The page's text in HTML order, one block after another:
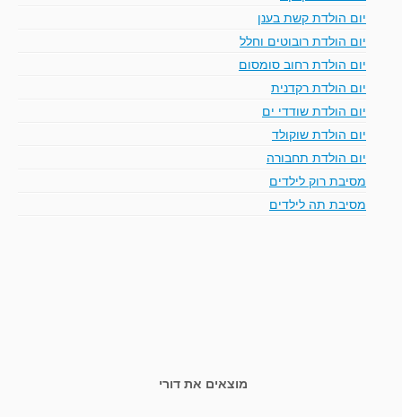
יום הולדת קשת בענן
יום הולדת רובוטים וחלל
יום הולדת רחוב סומסום
יום הולדת רקדנית
יום הולדת שודדי ים
יום הולדת שוקולד
יום הולדת תחבורה
מסיבת רוק לילדים
מסיבת תה לילדים
מוצאים את דורי